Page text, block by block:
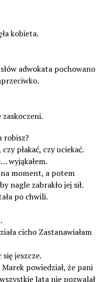
kobieta.
adwokata pochowano
robisz?
płakać, czy uciekać.
wyjąkałem.
moment, a potem
nagle zabrakło jej sił.
po chwili.
cicho Zastanawiałam
jeszcze.
powiedział, że pani
lata nie pozwalał